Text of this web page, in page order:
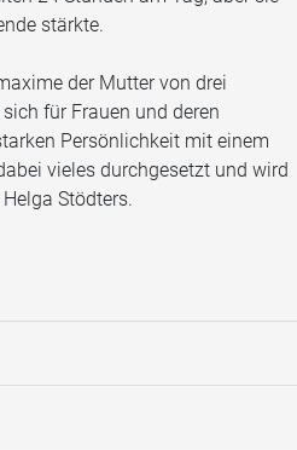
stärkte.
der Mutter von drei
für Frauen und deren
Persönlichkeit mit einem
vieles durchgesetzt und wird
Stödters.